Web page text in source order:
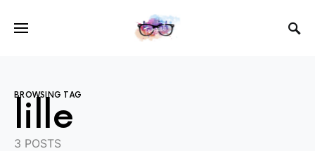
BROWSING TAG
lille
3 POSTS